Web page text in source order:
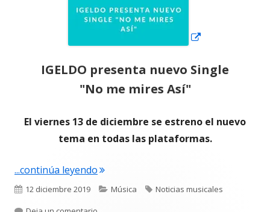
IGELDO presenta nuevo Single
"No me mires Así"
El viernes 13 de diciembre se estreno el nuevo
tema en todas las plataformas.
...continúa leyendo"IGELDO presenta nuevo Single «No
Publicado
12 diciembre 2019 Categorías
Música Etiquetas
Noticias musicales